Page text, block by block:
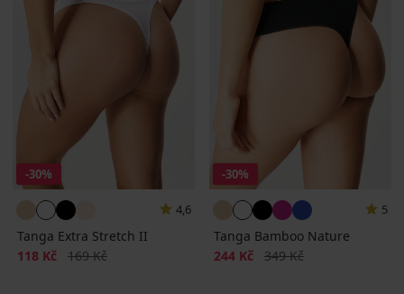
-30%
4,6
Tanga Extra Stretch II
Sleva
118 Kč Původní cena
169 Kč
-30%
5
Tanga Bamboo Nature
Sleva
244 Kč Původní cena
349 Kč